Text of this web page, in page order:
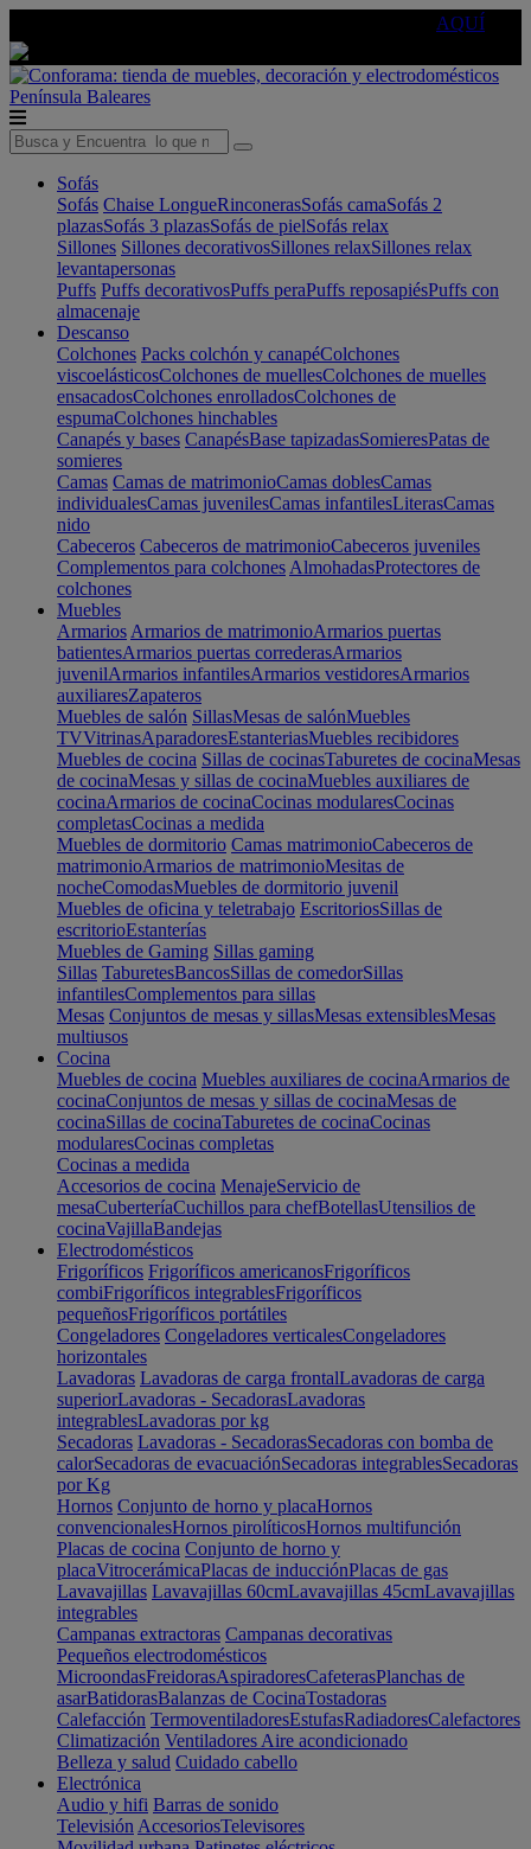
AQUÍ
Península Baleares
Sofás
Sofás Chaise LongueRinconerasSofás camaSofás 2
plazasSofás 3 plazasSofás de pielSofás relax
Sillones Sillones decorativosSillones relaxSillones relax
levantapersonas
Puffs Puffs decorativosPuffs peraPuffs reposapiésPuffs con
almacenaje
Descanso
Colchones Packs colchón y canapéColchones
viscoelásticosColchones de muellesColchones de muelles
ensacadosColchones enrolladosColchones de
espumaColchones hinchables
Canapés y bases CanapésBase tapizadasSomieresPatas de
somieres
Camas Camas de matrimonioCamas doblesCamas
individualesCamas juvenilesCamas infantilesLiterasCamas
nido
Cabeceros Cabeceros de matrimonioCabeceros juveniles
Complementos para colchones AlmohadasProtectores de
colchones
Muebles
Armarios Armarios de matrimonioArmarios puertas
batientesArmarios puertas correderasArmarios
juvenilArmarios infantilesArmarios vestidoresArmarios
auxiliaresZapateros
Muebles de salón SillasMesas de salónMuebles
TVVitrinasAparadoresEstanteriasMuebles recibidores
Muebles de cocina Sillas de cocinasTaburetes de cocinaMesas
de cocinaMesas y sillas de cocinaMuebles auxiliares de
cocinaArmarios de cocinaCocinas modularesCocinas
completasCocinas a medida
Muebles de dormitorio Camas matrimonioCabeceros de
matrimonioArmarios de matrimonioMesitas de
nocheComodasMuebles de dormitorio juvenil
Muebles de oficina y teletrabajo EscritoriosSillas de
escritorioEstanterías
Muebles de Gaming Sillas gaming
Sillas TaburetesBancosSillas de comedorSillas
infantilesComplementos para sillas
Mesas Conjuntos de mesas y sillasMesas extensiblesMesas
multiusos
Cocina
Muebles de cocina Muebles auxiliares de cocinaArmarios de
cocinaConjuntos de mesas y sillas de cocinaMesas de
cocinaSillas de cocinaTaburetes de cocinaCocinas
modularesCocinas completas
Cocinas a medida
Accesorios de cocina MenajeServicio de
mesaCuberteríaCuchillos para chefBotellasUtensilios de
cocinaVajillaBandejas
Electrodomésticos
Frigoríficos Frigoríficos americanosFrigoríficos
combiFrigoríficos integrablesFrigoríficos
pequeñosFrigoríficos portátiles
Congeladores Congeladores verticalesCongeladores
horizontales
Lavadoras Lavadoras de carga frontalLavadoras de carga
superiorLavadoras - SecadorasLavadoras
integrablesLavadoras por kg
Secadoras Lavadoras - SecadorasSecadoras con bomba de
calorSecadoras de evacuaciónSecadoras integrablesSecadoras
por Kg
Hornos Conjunto de horno y placaHornos
convencionalesHornos pirolíticosHornos multifunción
Placas de cocina Conjunto de horno y
placaVitrocerámicaPlacas de inducciónPlacas de gas
Lavavajillas Lavavajillas 60cmLavavajillas 45cmLavavajillas
integrables
Campanas extractoras Campanas decorativas
Pequeños electrodomésticos
MicroondasFreidorasAspiradoresCafeterasPlanchas de
asarBatidorasBalanzas de CocinaTostadoras
Calefacción TermoventiladoresEstufasRadiadoresCalefactores
Climatización Ventiladores Aire acondicionado
Belleza y salud Cuidado cabello
Electrónica
Audio y hifi Barras de sonido
Televisión AccesoriosTelevisores